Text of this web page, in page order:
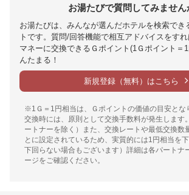
お湯たびで質問してみません
お湯たびは、みんなが選んだホテルを検索でき
トです。質問/回答機能で相互アドバイスをす
マネーに交換できるＧポイント(1Ｇポイント＝
んたまる！
新規登録（無料）はこちら
※1Ｇ＝1円相当は、Ｇポイントの価値の目安とな
交換時には、原則として交換手数料が発生します
ートナーを除く）また、交換レートや最低交換数
とに設定されているため、実質的には1円相当を
下回らない場合もございます）詳細は各パートナ
ージをご確認ください。